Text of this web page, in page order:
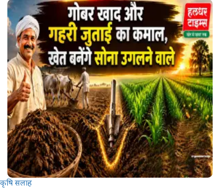
कृषि सलाह